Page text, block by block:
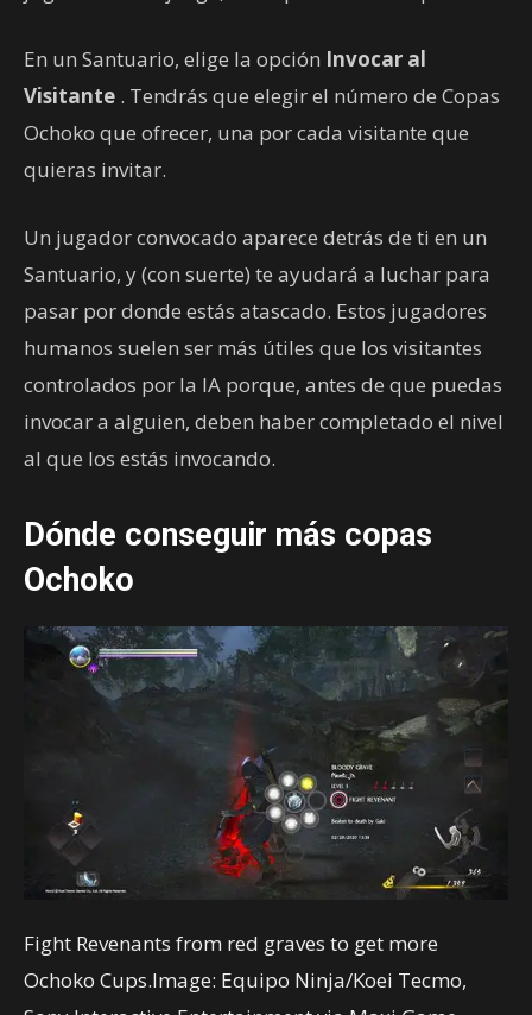
En un Santuario, elige la opción Invocar al
Visitante . Tendrás que elegir el número de Copas
Ochoko que ofrecer, una por cada visitante que
quieras invitar.
Un jugador convocado aparece detrás de ti en un
Santuario, y (con suerte) te ayudará a luchar para
pasar por donde estás atascado. Estos jugadores
humanos suelen ser más útiles que los visitantes
controlados por la IA porque, antes de que puedas
invocar a alguien, deben haber completado el nivel
al que los estás invocando.
Dónde conseguir más copas
Ochoko
Fight Revenants from red graves to get more
Ochoko Cups.Image: Equipo Ninja/Koei Tecmo,